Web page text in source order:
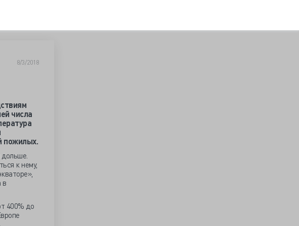
8/3/2018
числа
пожилых.
дольше.
к нему,
в
400% до